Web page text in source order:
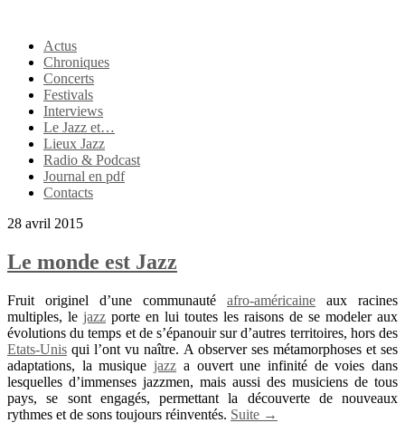
Actus
Chroniques
Concerts
Festivals
Interviews
Le Jazz et…
Lieux Jazz
Radio & Podcast
Journal en pdf
Contacts
28 avril 2015
Le monde est Jazz
Fruit originel d’une communauté afro-américaine aux racines
multiples, le jazz porte en lui toutes les raisons de se modeler aux
évolutions du temps et de s’épanouir sur d’autres territoires, hors des
Etats-Unis qui l’ont vu naître. A observer ses métamorphoses et ses
adaptations, la musiquejazz a ouvert une infinité de voies dans
lesquelles d’immenses jazzmen, mais aussi des musiciens de tous
pays, se sont engagés, permettant la découverte de nouveaux
rythmes et de sons toujours réinventés. Suite →